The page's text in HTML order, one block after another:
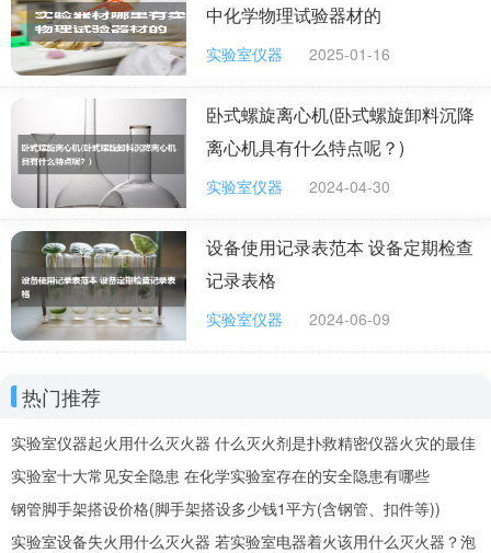
中化学物理试验器材的
实验室仪器 2025-01-16
卧式螺旋离心机(卧式螺旋卸料沉降
离心机具有什么特点呢？)
实验室仪器 2024-04-30
设备使用记录表范本 设备定期检查
记录表格
实验室仪器 2024-06-09
热门推荐
实验室仪器起火用什么灭火器 什么灭火剂是扑救精密仪器火灾的最佳
选择
实验室十大常见安全隐患 在化学实验室存在的安全隐患有哪些
钢管脚手架搭设价格(脚手架搭设多少钱1平方(含钢管、扣件等))
实验室设备失火用什么灭火器 若实验室电器着火该用什么灭火器？泡